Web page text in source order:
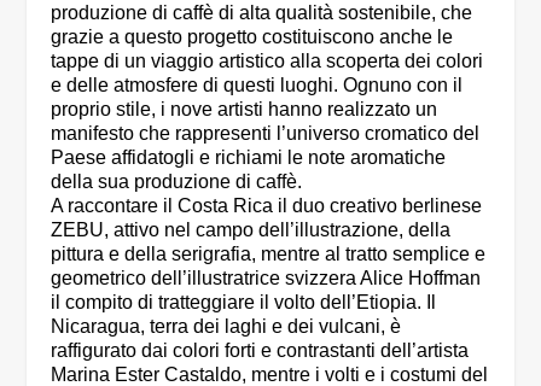
produzione di caffè di alta qualità sostenibile, che
grazie a questo progetto costituiscono anche le
tappe di un viaggio artistico alla scoperta dei colori
e delle atmosfere di questi luoghi. Ognuno con il
proprio stile, i nove artisti hanno realizzato un
manifesto che rappresenti l’universo cromatico del
Paese affidatogli e richiami le note aromatiche
della sua produzione di caffè.
A raccontare il Costa Rica il duo creativo berlinese
ZEBU, attivo nel campo dell’illustrazione, della
pittura e della serigrafia, mentre al tratto semplice e
geometrico dell’illustratrice svizzera Alice Hoffman
il compito di tratteggiare il volto dell’Etiopia. Il
Nicaragua, terra dei laghi e dei vulcani, è
raffigurato dai colori forti e contrastanti dell’artista
Marina Ester Castaldo, mentre i volti e i costumi del